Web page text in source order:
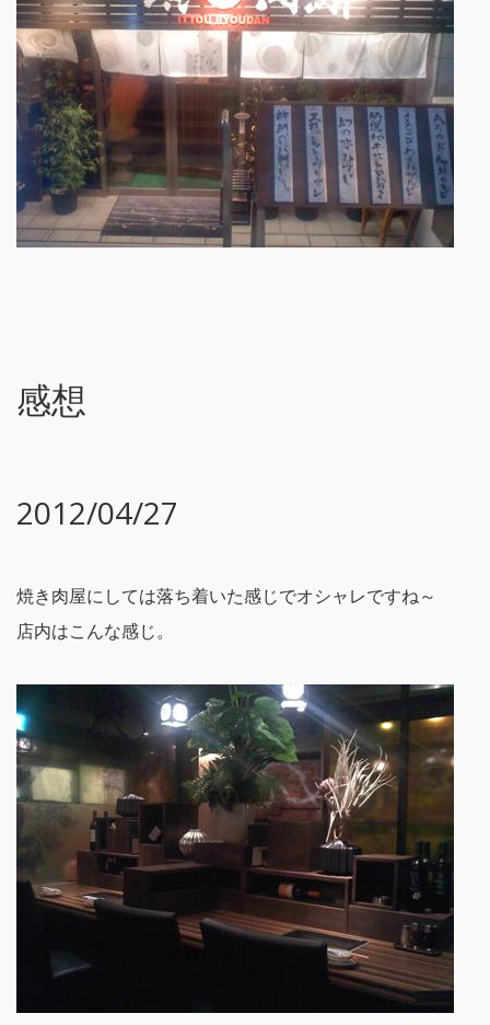
感想
2012/04/27
焼き肉屋にしては落ち着いた感じでオシャレですね～
店内はこんな感じ。